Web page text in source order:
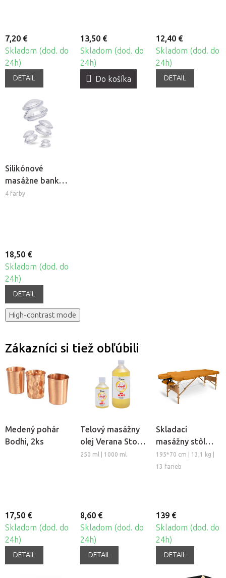
7,20 €
Skladom (dod. do
24h)
DETAIL
13,50 €
Skladom (dod. do
24h)
Do košíka
12,40 €
Skladom (dod. do
24h)
DETAIL
Silikónové
masážne banky
Fabulo
4 farby
18,50 €
Skladom (dod. do
24h)
DETAIL
High-contrast mode
Zákazníci si tiež obľúbili
Medený pohár
Bodhi, 2ks
17,50 €
Skladom (dod. do
24h)
DETAIL
Telový masážny
olej Verana Stop
Celulitíde
250 ml | 1000 ml
8,60 €
Skladom (dod. do
24h)
DETAIL
Skladací
masážny stôl
TANDEM Basic-2
195*70 cm | 13,1 kg |
13 farieb
139 €
Skladom (dod. do
24h)
DETAIL